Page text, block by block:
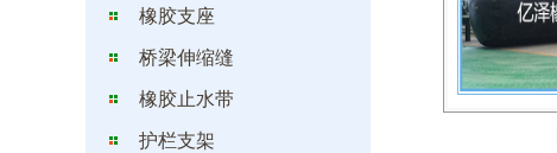
橡胶支座
桥梁伸缩缝
橡胶止水带
护栏支架